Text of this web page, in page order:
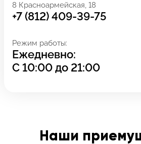
8 Красноармейская, 18
+7 (812) 409-39-75
Режим работы:
Ежедневно:
С10:00до 21:00
Наши
Задать вопрос
Оставьте свой
Заполните все